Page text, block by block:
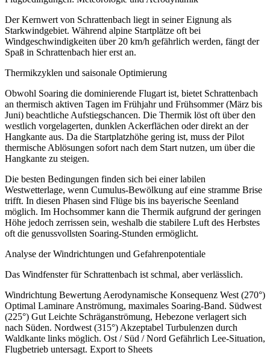
Der Kernwert von Schrattenbach liegt in seiner Eignung als
Starkwindgebiet. Während alpine Startplätze oft bei
Windgeschwindigkeiten über 20 km/h gefährlich werden, fängt der
Spaß in Schrattenbach hier erst an.
Thermikzyklen und saisonale Optimierung
Obwohl Soaring die dominierende Flugart ist, bietet Schrattenbach
an thermisch aktiven Tagen im Frühjahr und Frühsommer (März bis
Juni) beachtliche Aufstiegschancen. Die Thermik löst oft über den
westlich vorgelagerten, dunklen Ackerflächen oder direkt an der
Hangkante aus. Da die Startplatzhöhe gering ist, muss der Pilot
thermische Ablösungen sofort nach dem Start nutzen, um über die
Hangkante zu steigen.
Die besten Bedingungen finden sich bei einer labilen
Westwetterlage, wenn Cumulus-Bewölkung auf eine stramme Brise
trifft. In diesen Phasen sind Flüge bis ins bayerische Seenland
möglich. Im Hochsommer kann die Thermik aufgrund der geringen
Höhe jedoch zerrissen sein, weshalb die stabilere Luft des Herbstes
oft die genussvollsten Soaring-Stunden ermöglicht.
Analyse der Windrichtungen und Gefahrenpotentiale
Das Windfenster für Schrattenbach ist schmal, aber verlässlich.
Windrichtung Bewertung Aerodynamische Konsequenz West (270°)
Optimal Laminare Anströmung, maximales Soaring-Band. Südwest
(225°) Gut Leichte Schräganströmung, Hebezone verlagert sich
nach Süden. Nordwest (315°) Akzeptabel Turbulenzen durch
Waldkante links möglich. Ost / Süd / Nord Gefährlich Lee-Situation,
Flugbetrieb untersagt. Export to Sheets